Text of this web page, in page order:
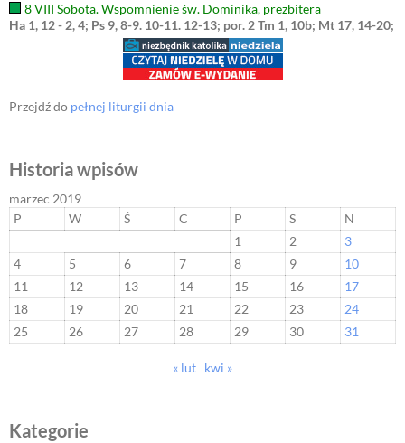
8 VIII Sobota. Wspomnienie św. Dominika, prezbitera
Ha 1, 12 - 2, 4; Ps 9, 8-9. 10-11. 12-13; por. 2 Tm 1, 10b; Mt 17, 14-20;
Przejdź do pełnej liturgii dnia
Historia wpisów
marzec 2019
P
W Ś C P S
N
1
2
3
4
5 6 7 8 9
10
11
12 13 14 15 16
17
18
19 20 21 22 23
24
25
26 27 28 29 30 31
« lut kwi »
Kategorie